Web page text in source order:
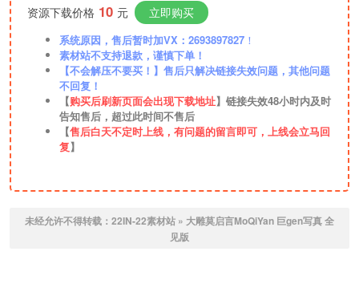
资源下载价格 10 元 立即购买
系统原因，售后暂时加VX：2693897827 ！
素材站不支持退款，谨慎下单！
【不会解压不要买！】售后只解决链接失效问题，其他问题
不回复！
【购买后刷新页面会出现下载地址】链接失效48小时内及时
告知售后，超过此时间不售后
【售后白天不定时上线，有问题的留言即可，上线会立马回
复】
未经允许不得转载： 22IN-22素材站 » 大雕莫启言MoQiYan 巨gen写真 全
见版